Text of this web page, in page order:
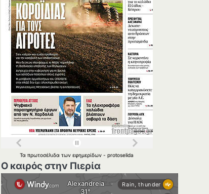
Ταπρωτοσέλιδατωνεφημερίδων-protoselida
Ο καιρός στην Πιερία